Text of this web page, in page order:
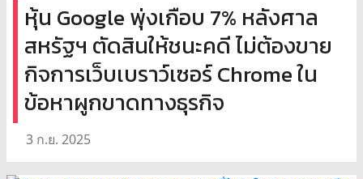
หุ้น Google พุ่งเกือบ 7% หลังศาล
สหรัฐฯ ตัดสินให้ชนะคดี ไม่ต้องขาย
กิจการเว็บเบราว์เซอร์ Chrome ใน
ข้อหาผูกขาดทางธุรกิจ
3 ก.ย. 2025